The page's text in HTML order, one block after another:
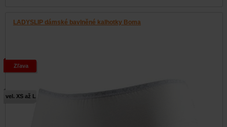
LADYSLIP dámské bavlněné kalhotky Boma
vel. XS až L
Zľava